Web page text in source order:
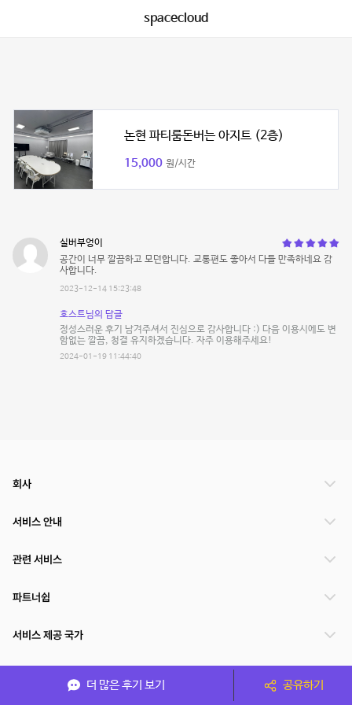
spacecloud
논현 파티룸돈버는 아지트 (2층)
15,000 원/시간
실버부엉이
공간이 너무 깔끔하고 모던합니다. 교통편도 좋아서 다들 만족하네요 감
사합니다.
2023-12-14 15:23:48
호스트님의 답글
정성스러운 후기 남겨주셔서 진심으로 감사합니다 :) 다음 이용시에도 변
함없는 깔끔, 청결 유지하겠습니다. 자주 이용해주세요!
2024-01-19 11:44:40
더 많은 후기 보기 공유하기
회사
서비스 안내
관련 서비스
파트너쉽
서비스 제공 국가
(주)NSPACE 사업자정보